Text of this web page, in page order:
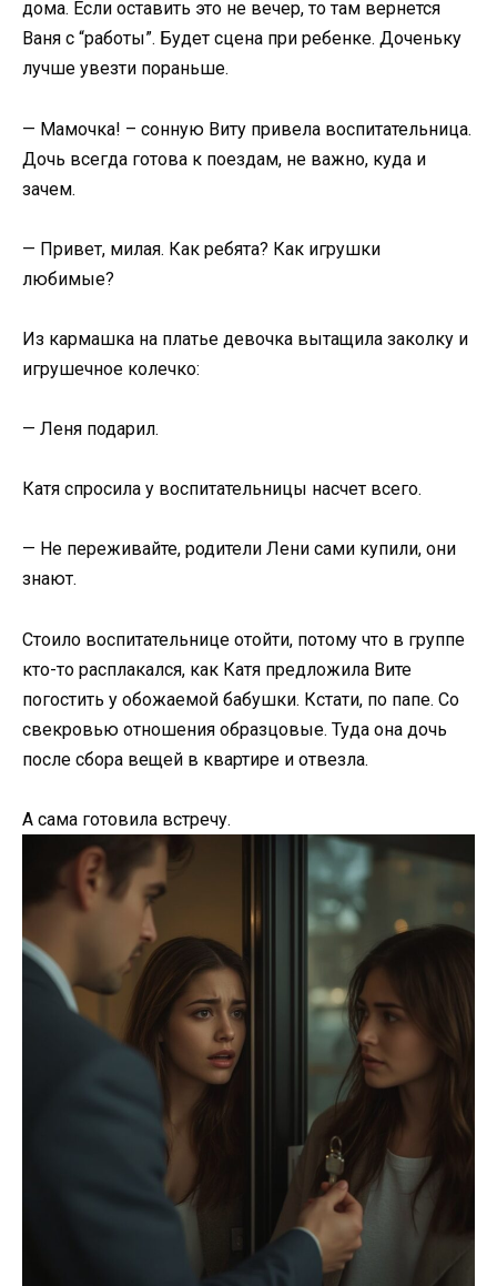
дома. Если оставить это не вечер, то там вернется
Ваня с “работы”. Будет сцена при ребенке. Доченьку
лучше увезти пораньше.
— Мамочка! – сонную Виту привела воспитательница.
Дочь всегда готова к поездам, не важно, куда и
зачем.
— Привет, милая. Как ребята? Как игрушки
любимые?
Из кармашка на платье девочка вытащила заколку и
игрушечное колечко:
— Леня подарил.
Катя спросила у воспитательницы насчет всего.
— Не переживайте, родители Лени сами купили, они
знают.
Стоило воспитательнице отойти, потому что в группе
кто-то расплакался, как Катя предложила Вите
погостить у обожаемой бабушки. Кстати, по папе. Со
свекровью отношения образцовые. Туда она дочь
после сбора вещей в квартире и отвезла.
А сама готовила встречу.